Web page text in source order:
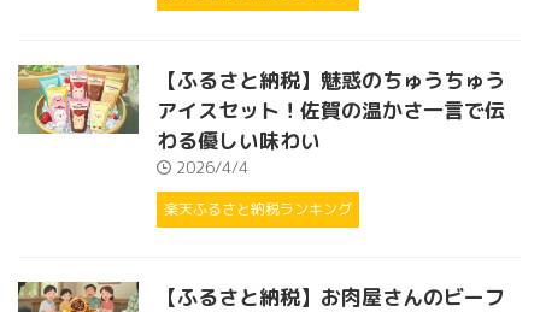
【ふるさと納税】魅惑のちゅうちゅう
アイスセット！佐賀の温かさ一言で伝
わる優しい味わい
2026/4/4
楽天ふるさと納税ランキング
【ふるさと納税】お肉屋さんのビーフ